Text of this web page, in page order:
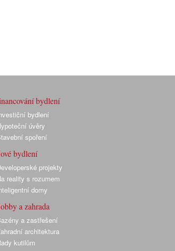
bydlení
bydlení
úvěry
spoření
bydlení
projekty
reality s rozumem
domy
a zahrada
a zastřešení
architektura
kutilům